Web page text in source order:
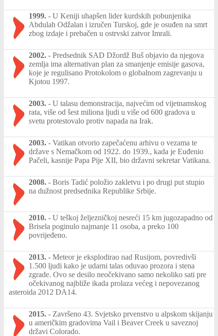
1999. - U Keniji uhapšen lider kurdskih pobunjenika
Abdulah Odžalan i izručen Turskoj, gde je osuđen na smrt
zbog izdaje i prebačen u ostrvski zatvor Imrali.
2002. - Predsednik SAD Džordž Buš objavio da njegova
zemlja ima alternativan plan za smanjenje emisije gasova,
koje je regulisano Protokolom o globalnom zagrevanju u
Kjotou 1997.
2003. - U talasu demonstracija, najvećim od vijetnamskog
rata, više od šest miliona ljudi u više od 600 gradova u
svetu protestovalo protiv napada na Irak.
2003. - Vatikan otvorio zapečaćenu arhivu o vezama te
države s Nemačkom od 1922. do 1939., kada je Euđenio
Pačeli, kasnije Papa Pije XII, bio državni sekretar Vatikana.
2008. - Boris Tadić položio zakletvu i po drugi put stupio
na dužnost predsednika Republike Srbije.
2010. - U teškoj željezničkoj nesreći 15 km jugozapadno od
Brisela poginulo najmanje 11 osoba, a preko 100
povrijeđeno.
2013. - Meteor je eksplodirao nad Rusijom, povredivši
1.500 ljudi kako je udarni talas oduvao prozora i stena
zgrade. Ovo se desilo neočekivano samo nekoliko sati pre
očekivanog najbliže ikada prolaza većeg i nepovezanog
asteroida 2012 DA14.
2015. - Završeno 43. Svjetsko prvenstvo u alpskom skijanju
u američkim gradovima Vail i Beaver Creek u saveznoj
državi Colorado.